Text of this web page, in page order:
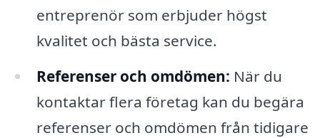
entreprenör som erbjuder högst
kvalitet och bästa service.
Referenser och omdömen: När du
kontaktar flera företag kan du begära
referenser och omdömen från tidigare